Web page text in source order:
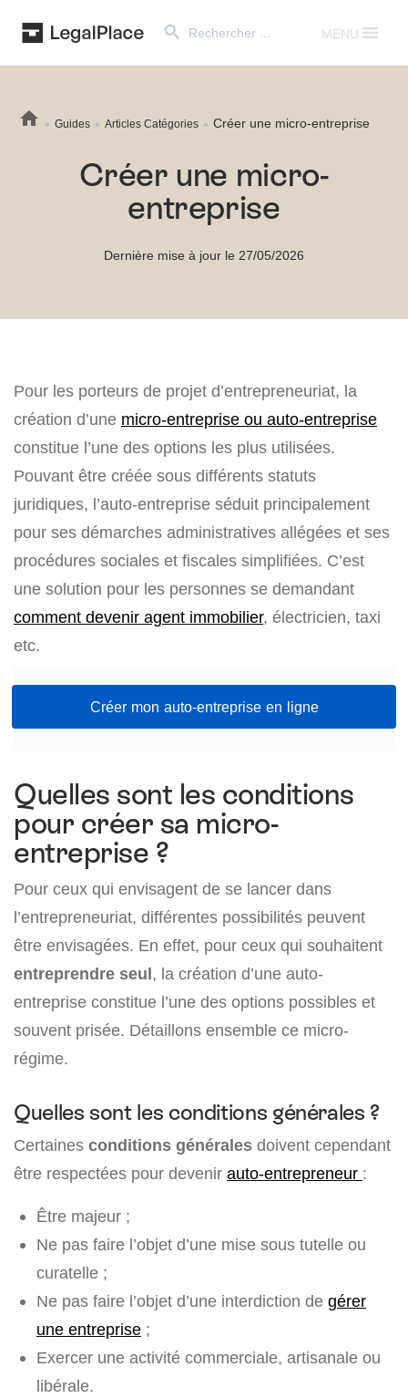
for:
MENU
Guides Articles Catégories Créer une micro-entreprise
Créer une micro-
entreprise
Dernière mise à jour le 27/05/2026
Pour les porteurs de projet d’entrepreneuriat, la
création d’une micro-entreprise ou auto-entreprise
constitue l’une des options les plus utilisées.
Pouvant être créée sous différents statuts
juridiques, l’auto-entreprise séduit principalement
pour ses démarches administratives allégées et ses
procédures sociales et fiscales simplifiées. C’est
une solution pour les personnes se demandant
comment devenir agent immobilier, électricien, taxi
etc.
Créer mon auto-entreprise en ligne
Quelles sont les conditions
pour créer sa micro-
entreprise ?
Pour ceux qui envisagent de se lancer dans
l’entrepreneuriat, différentes possibilités peuvent
être envisagées. En effet, pour ceux qui souhaitent
entreprendre seul, la création d’une auto-
entreprise constitue l’une des options possibles et
souvent prisée. Détaillons ensemble ce micro-
régime.
Quelles sont les conditions générales ?
Certaines conditions générales doivent cependant
être respectées pour devenir auto-entrepreneur :
Être majeur ;
Ne pas faire l’objet d’une mise sous tutelle ou
curatelle ;
Ne pas faire l’objet d’une interdiction de gérer
une entreprise ;
Exercer une activité commerciale, artisanale ou
libérale.